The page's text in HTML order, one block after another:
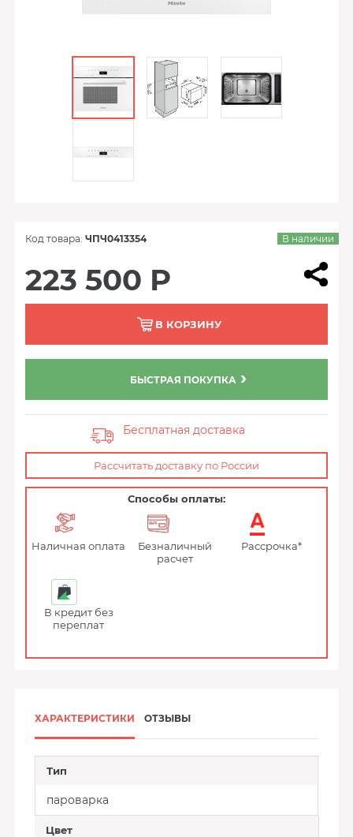
Код товара: ЧПЧ0413354 В наличии
223 500 Р
В КОРЗИНУ
БЫСТРАЯ ПОКУПКА
Бесплатная доставка
Рассчитать доставку по России
Способы оплаты:
Наличная оплата
Безналичный
расчет
Рассрочка*
В кредит без
переплат
ХАРАКТЕРИСТИКИ ОТЗЫВЫ
Тип
пароварка
Цвет